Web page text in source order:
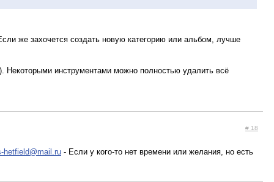
же захочется создать новую категорию или альбом, лучше
Некоторыми инструментами можно полностью удалить всё
# 18
hetfield@mail.ru - Если у кого-то нет времени или желания, но есть